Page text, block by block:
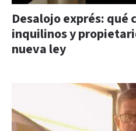
Desalojo exprés: qué
inquilinos y
nueva ley